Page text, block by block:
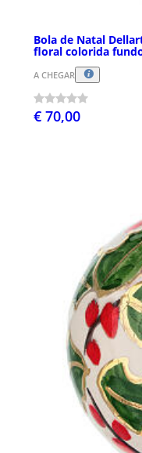
Bola de Natal
floral colorida
A CHEGAR
€ 70,00